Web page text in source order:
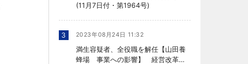
(11月7日付・第1964号)
3 2023年08月24日 11:32
満生容疑者、全役職を解任【山田養
蜂場 事業への影響】 経営改革の